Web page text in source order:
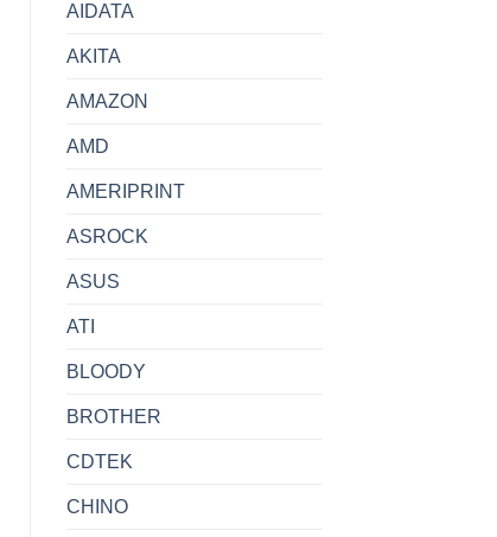
AIDATA
AKITA
AMAZON
AMD
AMERIPRINT
ASROCK
ASUS
ATI
BLOODY
BROTHER
CDTEK
CHINO